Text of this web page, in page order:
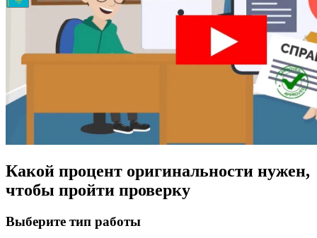
Какой процент оригинальности нужен,
чтобы пройти проверку
Выберите тип работы